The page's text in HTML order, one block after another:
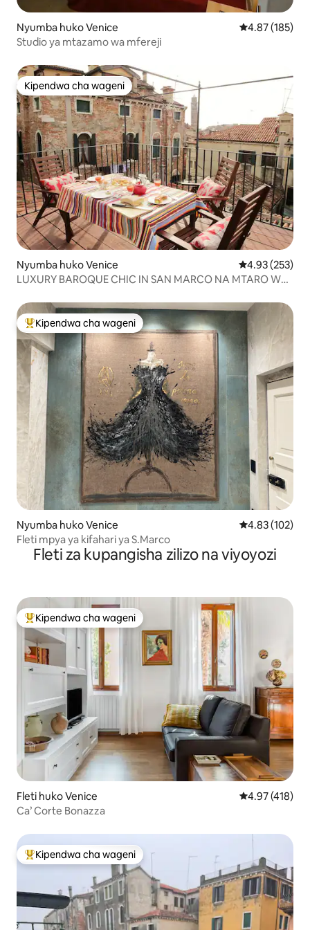
Nyumba huko Venice Ukadiriaji wa
4.87 (185)
Studio ya mtazamo wa mfereji
Kipendwa cha wageni
Kipendwa cha wageni
Nyumba huko Venice Ukadiriaji wa
4.93 (253)
LUXURY BAROQUE CHIC IN SAN MARCO NA MTARO WA
Kipendwa maarufu cha wageni
Kipendwa cha wageni
Nyumba huko Venice Ukadiriaji wa
4.83 (102)
Fleti mpya ya kifahari ya S.Marco
Fleti za kupangisha zilizo na viyoyozi
Kipendwa maarufu cha wageni
Kipendwa cha wageni
Fleti huko Venice Ukadiriaji wa
4.97 (418)
Ca’ Corte Bonazza
Kipendwa maarufu cha wageni
Kipendwa cha wageni